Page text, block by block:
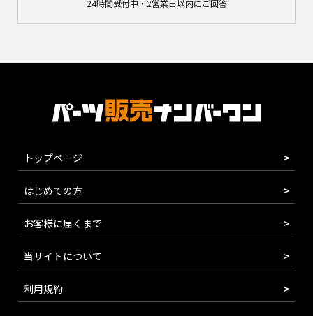
24時間受付中・2営業日以内にご回答
トップページ
はじめての方
お客様に届くまで
当サイトについて
利用規約